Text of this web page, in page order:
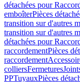
détachées pour
emboîterPièces
transition sur d'autres
transition sur d'autres
détachées pour
raccordementPièces
raccordement
colliersFermetures
PPTuyauxPièces